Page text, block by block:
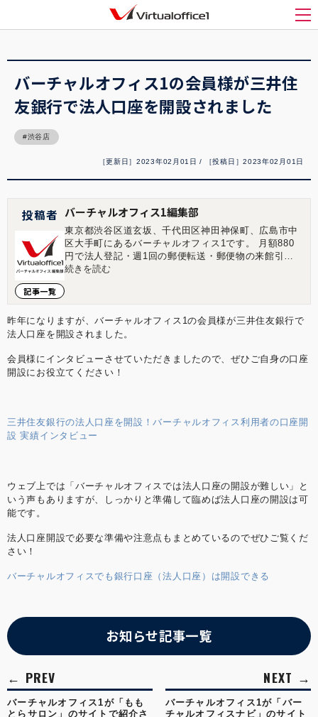
メ
バーチャルオフィス1(Virtualoffice1)
バーチャルオフィス1の会員様が
三井住友銀行で法人口座を開設されました
バーチャルオフィス1の会員様が三井住
友銀行で法人口座を開設されました
渋谷店
［更新日］2023年02月01日 / ［投稿日］2023年02月01日
投稿者
記事一覧
バーチャルオフィス1編集部
東京都渋谷区道玄坂、千代田区神田神保町、広島市中
区大手町にあるバーチャルオフィス1です。 月額880
円で法人登記・週1回の郵便転送・郵便物の来館引取
ができる起業家やフリーランスのためのバーチャルオ
ビル8B バーチャルオフィス1神保町店 東京都千代田
区神田神保町2-10-31 IWビル1F バーチャルオフィス1
A号室 https://virtualoffice1.jp/
続きを読む
昨年になりますが、バーチャルオフィス1の会員様が三井住友銀行で
法人口座を開設されました。
会員様にインタビューさせていただきましたので、ぜひご自身の口座
開設にお役立てください！
三井住友銀行の法人口座を開設！バーチャルオフィス利用者の口座開
設 実績インタビュー
ウェブ上では「バーチャルオフィスでは法人口座の開設が難しい」と
いう声もありますが、しっかりと準備して臨めば法人口座の開設は可
能です。
法人口座開設で必要な準備や注意点もまとめているのでぜひご覧くだ
さい！
バーチャルオフィスでも銀行口座（法人口座）は開設できる
お知らせ記事一覧
バーチャルオフィス1が「もも
とらサロン」のサイトで紹介さ
バーチャルオフィス1が「バー
チャルオフィスナビ」のサイト